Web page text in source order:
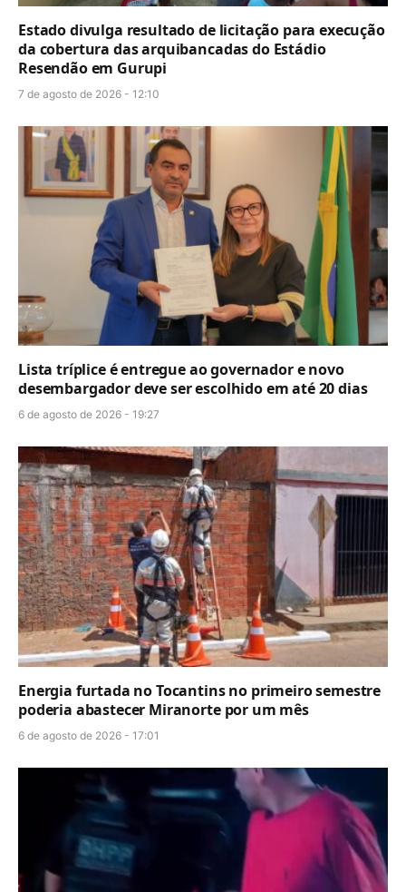
Estado divulga resultado de licitação para execução
da cobertura das arquibancadas do Estádio
Resendão em Gurupi
7 de agosto de 2026 - 12:10
Lista tríplice é entregue ao governador e novo
desembargador deve ser escolhido em até 20 dias
6 de agosto de 2026 - 19:27
Energia furtada no Tocantins no primeiro semestre
poderia abastecer Miranorte por um mês
6 de agosto de 2026 - 17:01